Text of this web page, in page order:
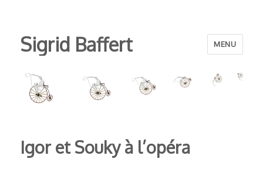
Sigrid Baffert MENU
Igor et Souky à l’opéra